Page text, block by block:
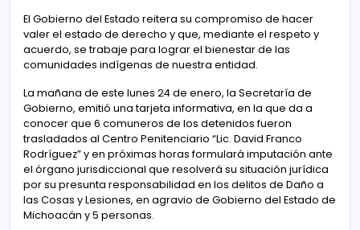
El Gobierno del Estado reitera su compromiso de hacer
valer el estado de derecho y que, mediante el respeto y
acuerdo, se trabaje para lograr el bienestar de las
comunidades indígenas de nuestra entidad.
La mañana de este lunes 24 de enero, la Secretaría de
Gobierno, emitió una tarjeta informativa, en la que da a
conocer que 6 comuneros de los detenidos fueron
trasladados al Centro Penitenciario “Lic. David Franco
Rodríguez” y en próximas horas formulará imputación ante
el órgano jurisdiccional que resolverá su situación jurídica
por su presunta responsabilidad en los delitos de Daño a
las Cosas y Lesiones, en agravio de Gobierno del Estado de
Michoacán y 5 personas.